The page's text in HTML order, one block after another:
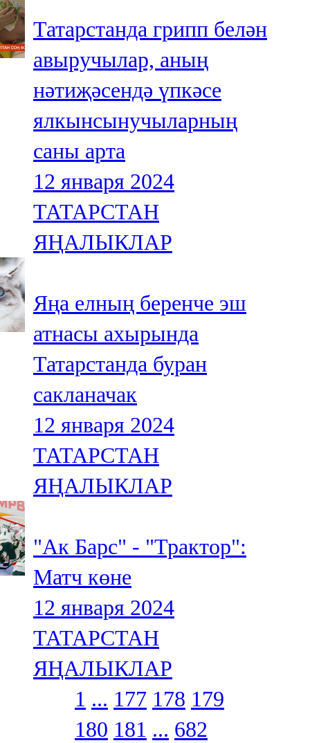
Татарстанда грипп белән
авыручылар, аның
нәтиҗәсендә үпкәсе
ялкынсынучыларның
саны арта
12 января 2024
ТАТАРСТАН
ЯҢАЛЫКЛАР
Яңа елның беренче эш
атнасы ахырында
Татарстанда буран
сакланачак
12 января 2024
ТАТАРСТАН
ЯҢАЛЫКЛАР
"Ак Барс" - "Трактор":
Матч көне
12 января 2024
ТАТАРСТАН
ЯҢАЛЫКЛАР
1 ... 177 178 179
180 181 ... 682